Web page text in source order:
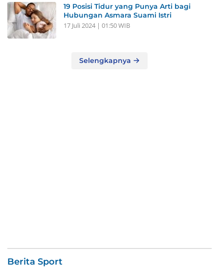
19 Posisi Tidur yang Punya Arti bagi
Hubungan Asmara Suami Istri
17 Juli 2024 | 01:50 WIB
Selengkapnya
Berita Sport